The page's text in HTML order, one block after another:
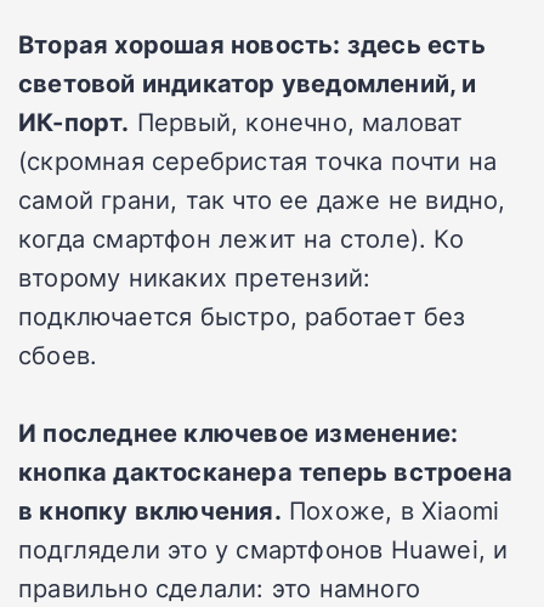
Вторая хорошая новость: здесь есть
световой индикатор уведомлений, и
ИК-порт. Первый, конечно, маловат
(скромная серебристая точка почти на
самой грани, так что ее даже не видно,
когда смартфон лежит на столе). Ко
второму никаких претензий:
подключается быстро, работает без
сбоев.
И последнее ключевое изменение:
кнопка дактосканера теперь встроена
в кнопку включения. Похоже, в Xiaomi
подглядели это у смартфонов Huawei, и
правильно сделали: это намного